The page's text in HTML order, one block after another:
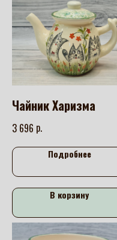
Чайник Харизма
3 696 р.
Подробнее
В корзину